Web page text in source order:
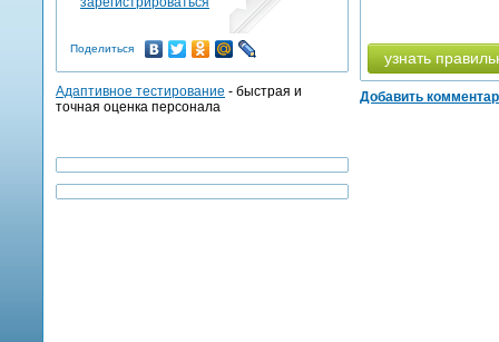
узнать
Добавить
Поделиться
Адаптивное тестирование - быстрая и
точная оценка персонала